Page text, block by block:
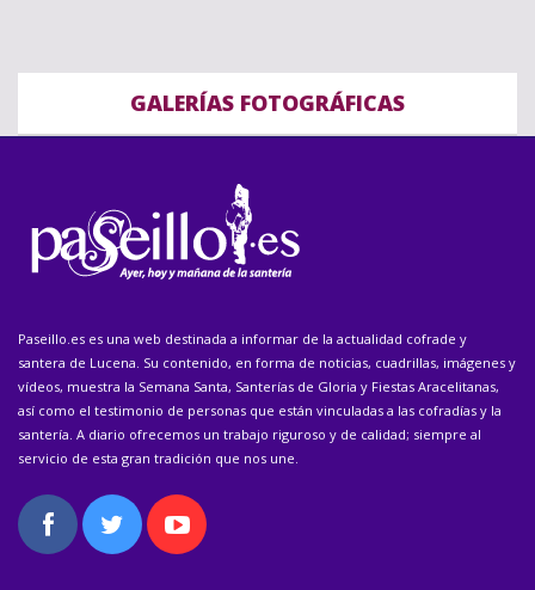
GALERÍAS FOTOGRÁFICAS
Paseillo.es es una web destinada a informar de la actualidad cofrade y
santera de Lucena. Su contenido, en forma de noticias, cuadrillas, imágenes y
vídeos, muestra la Semana Santa, Santerías de Gloria y Fiestas Aracelitanas,
así como el testimonio de personas que están vinculadas a las cofradías y la
santería. A diario ofrecemos un trabajo riguroso y de calidad; siempre al
servicio de esta gran tradición que nos une.